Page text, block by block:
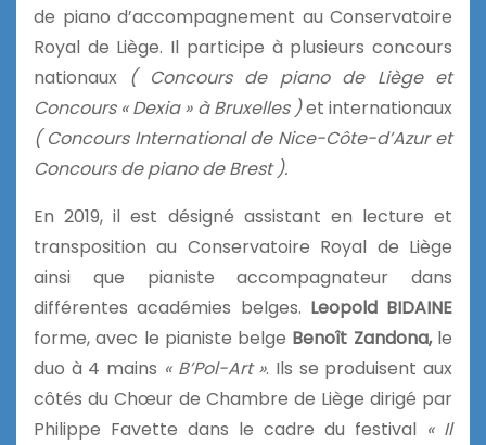
de piano d’accompagnement au Conservatoire
Royal de Liège. Il participe à plusieurs concours
nationaux ( Concours de piano de Liège et
Concours « Dexia » à Bruxelles )et internationaux
( Concours International de Nice-Côte-d’Azur et
Concours de piano de Brest ).
En 2019, il est désigné assistant en lecture et
transposition au Conservatoire Royal de Liège
ainsi que pianiste accompagnateur dans
différentes académies belges. Leopold BIDAINE
forme, avec le pianiste belge Benoît Zandona,le
duo à 4 mains « B’Pol-Art ». Ils se produisent aux
côtés du Chœur de Chambre de Liège dirigé par
Philippe Favette dans le cadre du festival « Il